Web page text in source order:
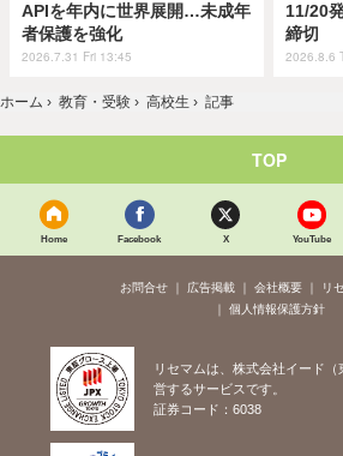
APIを年内に世界展開…未成年
者保護を強化
2026.7.31 Fri 13:45
11/20
締切
2026.8.6
ホーム › 教育・受験 › 高校生 › 記事
TOP
Home Facebook X YouTube
お問合せ 広告掲載 会社概要
リ
個人情報保護方針
リセマムは、株式会社イード
営するサービスです。
証券コード：6038